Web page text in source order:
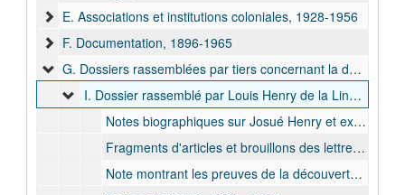
E. Associations et institutions coloniales, 1928-1956
F. Documentation, 1896-1965
G. Dossiers rassemblées par tiers concernant la découverte d'or à Kilo, 1894-1962
I. Dossier rassemblé par Louis Henry de la Lindi au procès intenté par Henry à Georges Moulaert relatif à la contestation de Moulaert qui était le premier d'avoir signalé la présence de l'or à Kilo, 1894-1962
Notes biographiques sur Josué Henry et extraits de matricule provenant de l'Armée belge de Josué Henry, 1917 - après 1950
Fragments d'articles et brouillons des lettres sortantes, 1932 - 1940
Note montrant les preuves de la découverte d'Or à Kilo par Henry, s.d.